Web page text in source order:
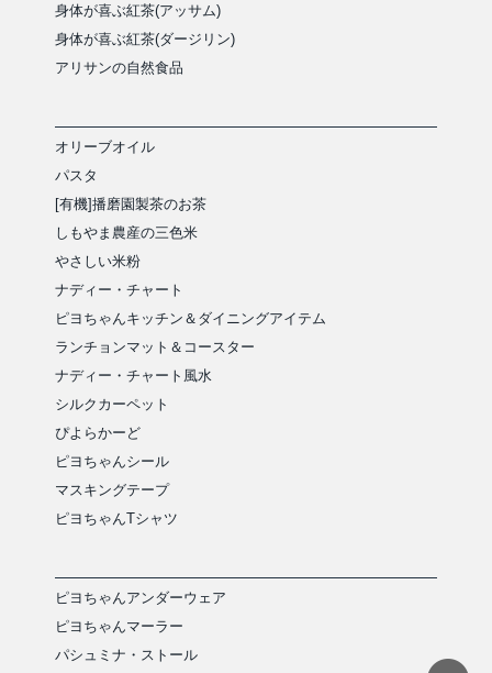
身体が喜ぶ紅茶(アッサム)
身体が喜ぶ紅茶(ダージリン)
アリサンの自然食品
オリーブオイル
パスタ
[有機]播磨園製茶のお茶
しもやま農産の三色米
やさしい米粉
ナディー・チャート
ピヨちゃんキッチン＆ダイニングアイテム
ランチョンマット＆コースター
ナディー・チャート風水
シルクカーペット
ぴよらかーど
ピヨちゃんシール
マスキングテープ
ピヨちゃんTシャツ
ピヨちゃんアンダーウェア
ピヨちゃんマーラー
パシュミナ・ストール